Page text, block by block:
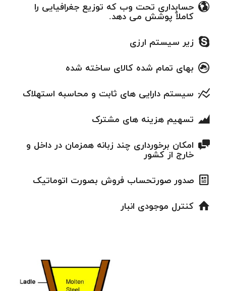
حسابداری تحت وب که توزیع جغرافیایی را
کاملاٌ پوشش می دهد.
زیر سیستم ارزی
بهای تمام شده كالای ساخته شده
سیستم دارایی های ثابت و محاسبه استهلاک
تسهیم هزینه های مشترک
امکان برخورداری چند زبانه همزمان در داخل و
خارج از کشور
صدور صورتحساب فروش بصورت اتوماتيک
كنترل موجودی انبار